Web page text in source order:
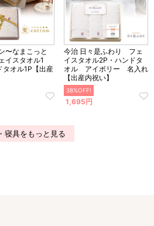
〜なまこっと
イスタオル1
タオル1P【出産
今治 日々是ふわり フェ
イスタオル2P・ハンドタ
オル アイボリー 名入れ
【出産内祝い】
38%OFF!
1,695円
寝具をもっと見る